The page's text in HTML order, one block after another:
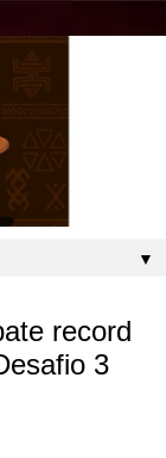
▼
record
3